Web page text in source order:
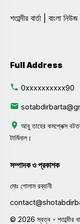
শতাব্দীর বার্তা | বাংলা
Full Address
0xxxxxxxxxx90
আবু তাহের কমপ্লেক্স
টার্মিনাল।
সম্পাদক ও প্রকাশক
মোঃ গোলাম রব্বানী
© 2026 স্বত্ব - শতাব্দীর